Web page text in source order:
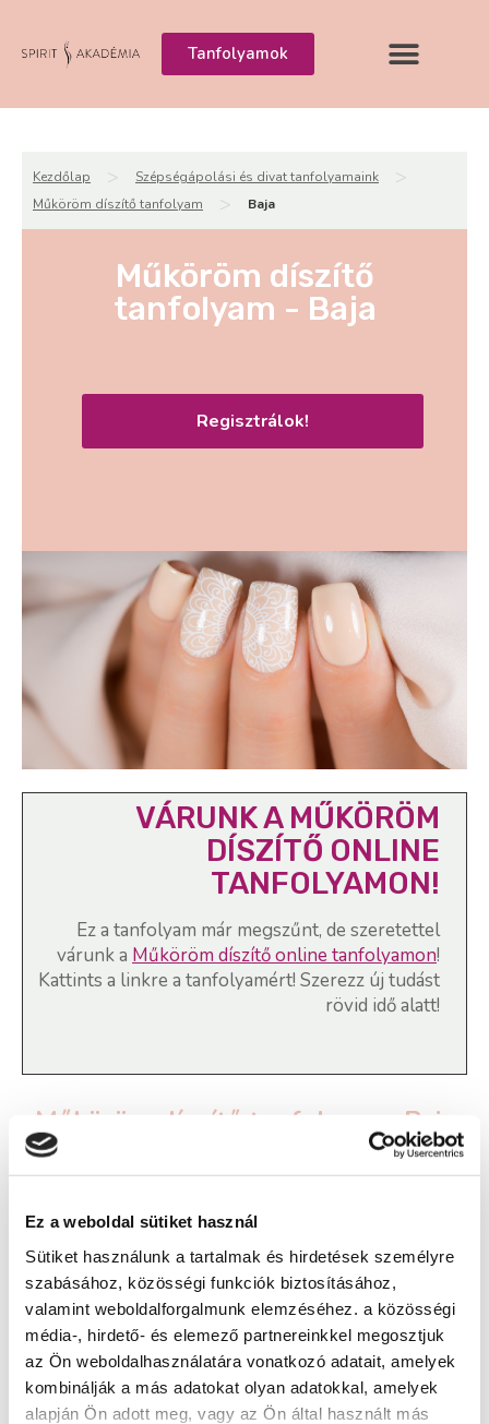
Ez a weboldal sütiket használ
Sütiket használunk a tartalmak és hirdetések személyre
szabásához, közösségi funkciók biztosításához,
valamint weboldalforgalmunk elemzéséhez. a közösségi
média-, hirdető- és elemező partnereinkkel megosztjuk
az Ön weboldalhasználatára vonatkozó adatait, amelyek
kombinálják a más adatokat olyan adatokkal, amelyek
alapján Ön adott meg, vagy az Ön által használt más
Tanfolyamok
Kezdőlap > Szépségápolási és divat tanfolyamaink >
Műköröm díszítő tanfolyam > Baja
Műköröm díszítő
tanfolyam - Baja
Regisztrálok!
VÁRUNK A MŰKÖRÖM
DÍSZÍTŐ ONLINE
TANFOLYAMON!
Ez a tanfolyam már megszűnt, de szeretettel
várunk a Műköröm díszítő online tanfolyamon!
Kattints a linkre a tanfolyamért! Szerezz új tudást
rövid idő alatt!
Műköröm díszítő tanfolyam - Baja
17 000 Ft
Képzés típusa:
Továbbképzés
Szükséges iskolai végzettség:
nincs